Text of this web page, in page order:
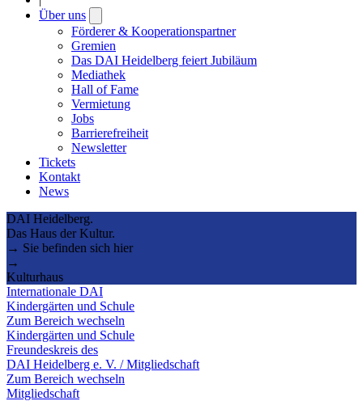
Über uns
submenu
Förderer & Kooperationspartner
Gremien
Das DAI Heidelberg feiert Jubiläum
Mediathek
Hall of Fame
Vermietung
Jobs
Barrierefreiheit
Newsletter
Tickets
Kontakt
News
DAI Heidelberg.
Das Haus der Kultur.
→ Sie befinden sich hier
→
Kulturhaus
Internationale DAI
Kindergärten und Schule
Zum Bereich wechseln
Kindergärten und Schule
Freundeskreis des
DAI Heidelberg e. V. / Mitgliedschaft
Zum Bereich wechseln
Mitgliedschaft